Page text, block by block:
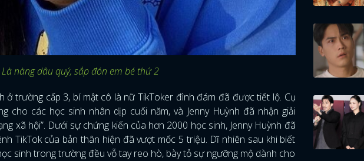
nàng dâu quý, sắp đón em bé thứ 2
ở trường cấp 3, bí mật cô là nữ TikToker đình đám đã được tiết lộ. Cụ
cho các học sinh nhân dịp cuối năm, và Jenny Huỳnh đã nhận giải
xã hội”. Dưới sự chứng kiến của hơn 2000 học sinh, Jenny Huỳnh đã
TikTok của bản thân hiện đã vượt mốc 5 triệu. Dĩ nhiên sau khi biết
sinh trong trường đều vỗ tay reo hò, bày tỏ sự ngưỡng mộ dành cho